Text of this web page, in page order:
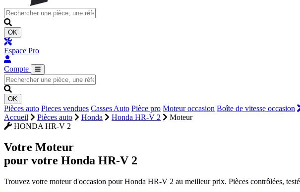
OK
Espace Pro
Compte
OK
Pièces auto Pieces vendues Casses Auto Pièce pro Moteur occasion Boîte de vitesse occasion
Accueil
Pièces auto Honda Honda HR-V 2
Moteur
HONDA HR-V 2
Votre Moteur
pour votre Honda HR-V 2
Trouvez votre moteur d'occasion pour Honda HR-V 2 au meilleur prix. Pièces contrôlées,